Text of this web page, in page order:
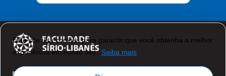
Este site usa cookies para garantir que você obtenha a melhor
experiência em nosso site. Saiba mais